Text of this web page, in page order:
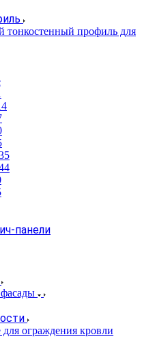
тонкостенный профиль для
панели
ограждения кровли